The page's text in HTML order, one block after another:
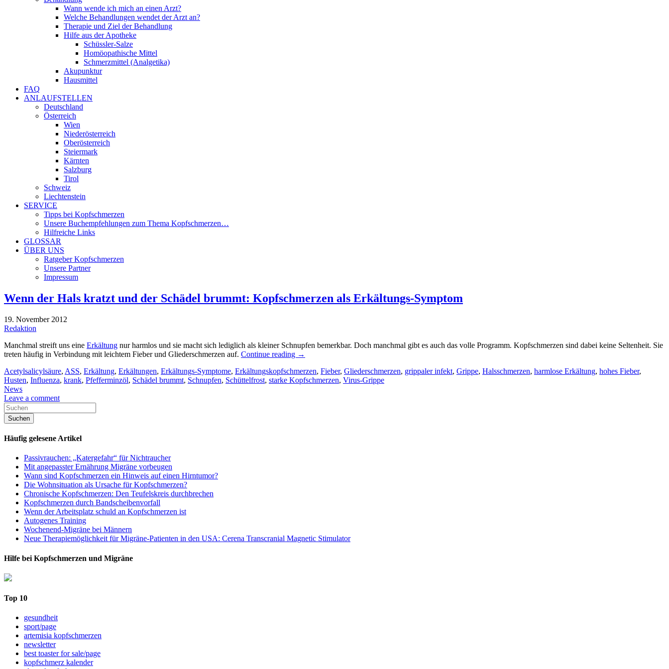
Wann wende ich mich an einen Arzt?
Welche Behandlungen wendet der Arzt an?
Therapie und Ziel der Behandlung
Hilfe aus der Apotheke
Schüssler-Salze
Homöopathische Mittel
Schmerzmittel (Analgetika)
Akupunktur
Hausmittel
FAQ
ANLAUFSTELLEN
Deutschland
Österreich
Wien
Niederösterreich
Oberösterreich
Steiermark
Kärnten
Salzburg
Tirol
Schweiz
Liechtenstein
SERVICE
Tipps bei Kopfschmerzen
Unsere Buchempfehlungen zum Thema Kopfschmerzen…
Hilfreiche Links
GLOSSAR
ÜBER UNS
Ratgeber Kopfschmerzen
Unsere Partner
Impressum
Wenn der Hals kratzt und der Schädel brummt: Kopfschmerzen als Erkältungs-Symptom
19. November 2012
Redaktion
Manchmal streift uns eine Erkältung nur harmlos und sie macht sich lediglich als kleiner Schnupfen bemerkbar. Doch manchmal gibt es auch das volle Programm. Kopfschmerzen sind dabei keine Seltenheit. Sie
treten häufig in Verbindung mit leichtem Fieber und Gliederschmerzen auf. Continue reading →
Acetylsalicylsäure, ASS, Erkältung, Erkältungen, Erkältungs-Symptome, Erkältungskopfschmerzen, Fieber, Gliederschmerzen, grippaler infekt, Grippe, Halsschmerzen, harmlose Erkältung, hohes Fieber,
Husten, Influenza, krank, Pfefferminzöl, Schädel brummt, Schnupfen, Schüttelfrost, starke Kopfschmerzen, Virus-Grippe
News
Leave a comment
Häufig gelesene Artikel
Passivrauchen: „Katergefahr“ für Nichtraucher
Mit angepasster Ernährung Migräne vorbeugen
Wann sind Kopfschmerzen ein Hinweis auf einen Hirntumor?
Die Wohnsituation als Ursache für Kopfschmerzen?
Chronische Kopfschmerzen: Den Teufelskreis durchbrechen
Kopfschmerzen durch Bandscheibenvorfall
Wenn der Arbeitsplatz schuld an Kopfschmerzen ist
Autogenes Training
Wochenend-Migräne bei Männern
Neue Therapiemöglichkeit für Migräne-Patienten in den USA: Cerena Transcranial Magnetic Stimulator
Hilfe bei Kopfschmerzen und Migräne
Top 10
gesundheit
sport/page
artemisia kopfschmerzen
newsletter
best toaster for sale/page
kopfschmerz kalender